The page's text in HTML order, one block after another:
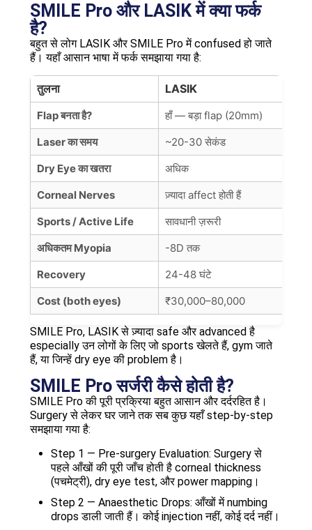
SMILE Pro और LASIK में क्या फर्क
है?
बहुत से लोग LASIK और SMILE Pro में confused हो जाते
हैं। यहाँ आसान भाषा में फर्क समझाया गया है:
तुलना LASIK
Flap बनता है? हाँ — बड़ा flap (20mm)
Laser का समय
~20-30 सेकंड
Dry Eye का खतरा
अधिक
Corneal Nerves
ज़्यादा affect होती हैं
Sports / Active Life
सावधानी ज़रूरी
अधिकतम Myopia
-8D तक
Recovery
24-48 घंटे
Cost (both eyes)
₹30,000–80,000
SMILE Pro, LASIK से ज़्यादा safe और advanced है
especially उन लोगों के लिए जो sports खेलते हैं, gym जाते
हैं, या जिन्हें dry eye की problem है।
SMILE Pro सर्जरी कैसे होती है?
SMILE Pro की पूरी प्रक्रिया बहुत आसान और दर्दरहित है।
Surgery से लेकर घर जाने तक सब कुछ यहाँ step-by-step
समझाया गया है:
Step 1 — Pre-surgery Evaluation: Surgery से
पहले आँखों की पूरी जाँच होती है corneal thickness
(पचमेट्री), dry eye test, और power mapping।
Step 2 — Anaesthetic Drops: आँखों में numbing
drops डाली जाती हैं। कोई injection नहीं, कोई दर्द नहीं।